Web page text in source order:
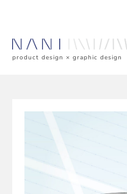
product design × graphic design